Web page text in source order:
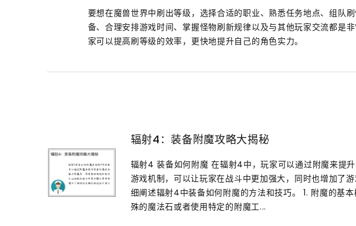
要想在魔兽世界中刷出等级，选择合适的职业、熟悉任务地点、组队
备、合理安排游戏时间、掌握怪物刷新规律以及与其他玩家交流都是
家可以提高刷等级的效率，更快地提升自己的角色实力。
辐射4：装备附魔攻略大揭秘
辐射4 装备如何附魔 在辐射4中，玩家可以通过附魔来提
游戏机制，可以让玩家在战斗中更加强大，同时也增加了
细阐述辐射4中装备如何附魔的方法和技巧。 1. 附魔的基
殊的魔法石或者使用特定的附魔工...